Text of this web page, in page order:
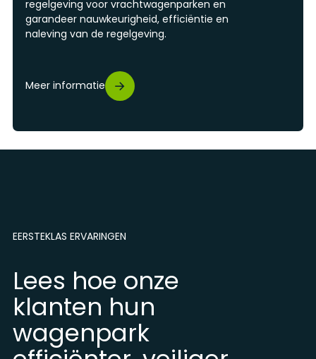
regelgeving voor vrachtwagenparken en
garandeer nauwkeurigheid, efficiëntie en
naleving van de regelgeving.
Meer informatie
EERSTEKLAS ERVARINGEN
Lees hoe onze
klanten hun
wagenpark